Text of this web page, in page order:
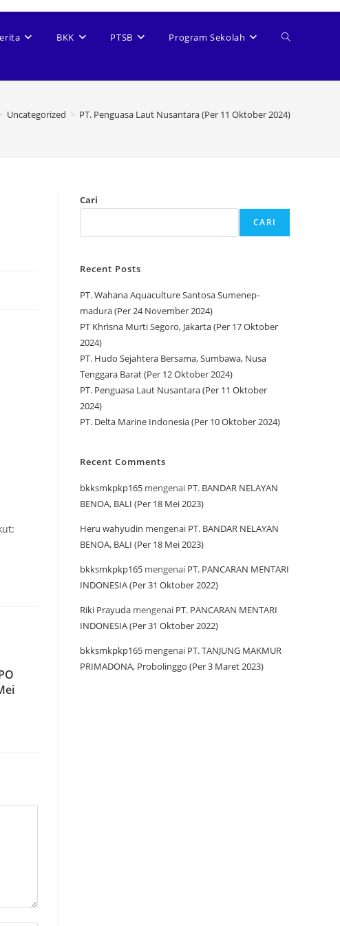
BKK PTSB Program Sekolah Toggle
Uncategorized > PT. Penguasa Laut Nusantara (Per 11 Oktober 2024)
Cari
CARI
Recent Posts
PT. Wahana Aquaculture Santosa Sumenep-
madura (Per 24 November 2024)
PT Khrisna Murti Segoro, Jakarta (Per 17 Oktober
2024)
PT. Hudo Sejahtera Bersama, Sumbawa, Nusa
Tenggara Barat (Per 12 Oktober 2024)
PT. Penguasa Laut Nusantara (Per 11 Oktober
2024)
PT. Delta Marine Indonesia (Per 10 Oktober 2024)
Recent Comments
bkksmkpkp165 mengenai PT. BANDAR NELAYAN
BENOA, BALI (Per 18 Mei 2023)
Heru wahyudin mengenai PT. BANDAR NELAYAN
BENOA, BALI (Per 18 Mei 2023)
bkksmkpkp165 mengenai PT. PANCARAN MENTARI
INDONESIA (Per 31 Oktober 2022)
Riki Prayuda mengenai PT. PANCARAN MENTARI
INDONESIA (Per 31 Oktober 2022)
bkksmkpkp165 mengenai PT. TANJUNG MAKMUR
PRIMADONA, Probolinggo (Per 3 Maret 2023)